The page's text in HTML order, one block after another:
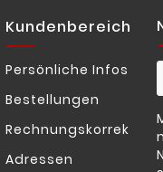
Kundenbereich
Persönliche Infos
Bestellungen
Adressen